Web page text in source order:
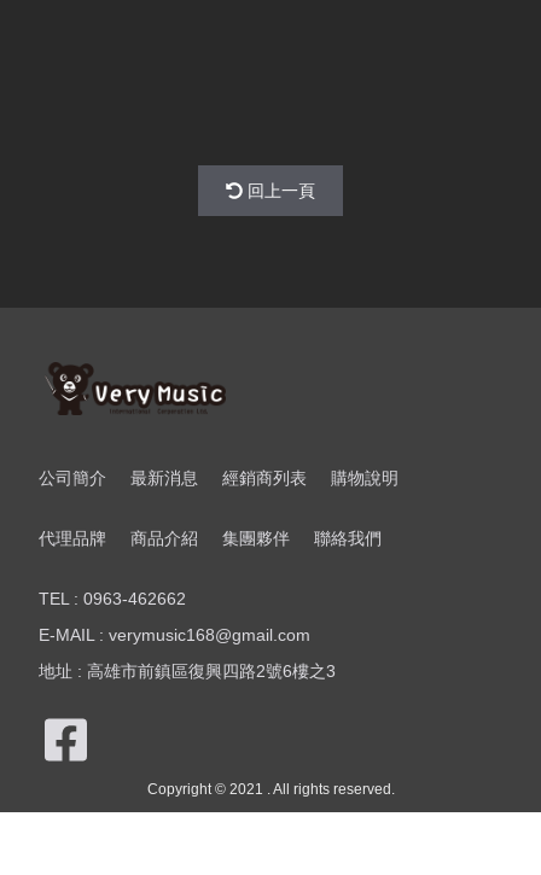
回上一頁
公司簡介 最新消息 經銷商列表 購物說明
代理品牌 商品介紹 集團夥伴 聯絡我們
TEL : 0963-462662
E-MAIL : verymusic168@gmail.com
地址 : 高雄市前鎮區復興四路2號6樓之3
Copyright © 2021 . All rights reserved.